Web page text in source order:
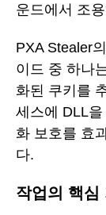
운드에서 조
PXA Stealer
이드 중 하나
화된 쿠키를
세스에 DLL
화 보호를 효
다.
작업의 핵심